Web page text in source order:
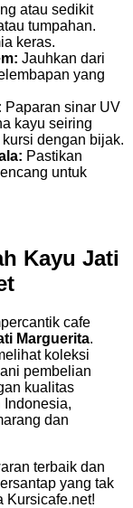
atau sedikit
tumpahan.
keras.
Jauhkan dari
yang
Paparan sinar UV
kayu seiring
dengan bijak.
Pastikan
untuk
Kayu Jati
cafe
Marguerita.
koleksi
pembelian
kualitas
Indonesia,
dan
terbaik dan
yang tak
Kursicafe.net!